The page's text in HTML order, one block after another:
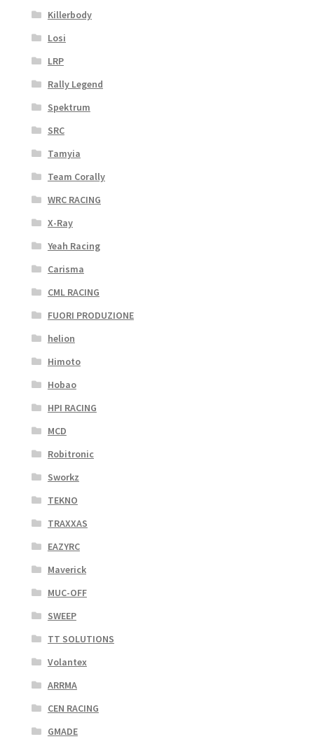
Killerbody
Losi
LRP
Rally Legend
Spektrum
SRC
Tamyia
Team Corally
WRC RACING
X-Ray
Yeah Racing
Carisma
CML RACING
FUORI PRODUZIONE
helion
Himoto
Hobao
HPI RACING
MCD
Robitronic
Sworkz
TEKNO
TRAXXAS
EAZYRC
Maverick
MUC-OFF
SWEEP
TT SOLUTIONS
Volantex
ARRMA
CEN RACING
GMADE